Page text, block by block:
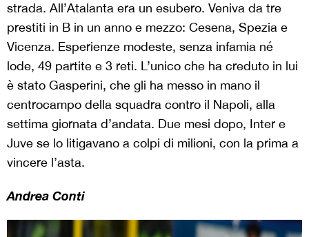
strada. All’Atalanta era un esubero. Veniva da tre
prestiti in B in un anno e mezzo: Cesena, Spezia e
Vicenza. Esperienze modeste, senza infamia né
lode, 49 partite e 3 reti. L’unico che ha creduto in lui
è stato Gasperini, che gli ha messo in mano il
centrocampo della squadra contro il Napoli, alla
settima giornata d’andata. Due mesi dopo, Inter e
Juve se lo litigavano a colpi di milioni, con la prima a
vincere l’asta.
Andrea Conti